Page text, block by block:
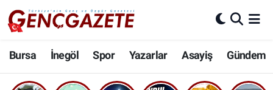
Bursa İnegöl Spor Yazarlar Asayiş Gündem
Bursa
İnegöl
Nöbetçi Eczaneler
Hava Durumu